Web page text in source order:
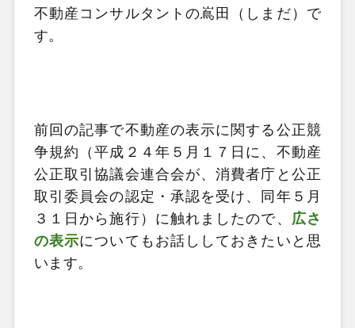
不動産コンサルタントの嶌田（しまだ）で
す。
前回の記事で不動産の表示に関する公正競
争規約（平成２４年５月１７日に、不動産
公正取引協議会連合会が、消費者庁と公正
取引委員会の認定・承認を受け、同年５月
３１日から施行）に触れましたので、
広さ
の表示についてもお話ししておきたいと思
います。